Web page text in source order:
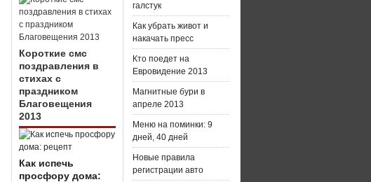
Короткие смс
поздравления в
стихах с
праздником
Благовещения
2013
Как испечь
просфору дома:
галстук
Как убрать живот и
накачать пресс
Кто поедет на
Евровидение 2013
Магнитные бури в
апреле 2013
Меню на поминки: 9
дней, 40 дней
Новые правила
регистрации авто